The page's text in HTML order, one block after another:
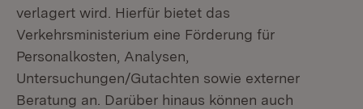
verlagert wird. Hierfür bietet das
Verkehrsministerium eine Förderung für
Personalkosten, Analysen,
Untersuchungen/Gutachten sowie externer
Beratung an. Darüber hinaus können auch